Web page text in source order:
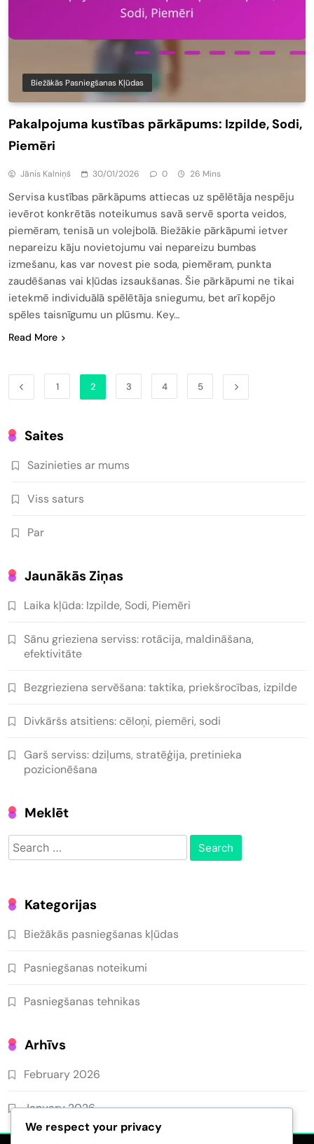
Biežākās Pasniegšanas Kļūdas
Pakalpojuma kustības pārkāpums: Izpilde, Sodi,
Piemēri
Jānis Kalniņš 30/01/2026 0 26 Mins
Servisa kustības pārkāpums attiecas uz spēlētāja nespēju
ievērot konkrētās noteikumus savā servē sporta veidos,
piemēram, tenisā un volejbolā. Biežākie pārkāpumi ietver
nepareizu kāju novietojumu vai nepareizu bumbas
izmešanu, kas var novest pie soda, piemēram, punkta
zaudēšanas vai kļūdas izsaukšanas. Šie pārkāpumi ne tikai
ietekmē individuālā spēlētāja sniegumu, bet arī kopējo
spēles taisnīgumu un plūsmu. Key…
Read More
1 2 3 4 5
Saites
Sazinieties ar mums
Viss saturs
Par
Jaunākās Ziņas
Laika kļūda: Izpilde, Sodi, Piemēri
Sānu grieziena serviss: rotācija, maldināšana,
efektivitāte
Bezgrieziena servēšana: taktika, priekšrocības, izpilde
Divkāršs atsitiens: cēloņi, piemēri, sodi
Garš serviss: dziļums, stratēģija, pretinieka
pozicionēšana
Meklēt
Search
for:
Kategorijas
Biežākās pasniegšanas kļūdas
Pasniegšanas noteikumi
Pasniegšanas tehnikas
Arhīvs
February 2026
January 2026
We respect your privacy